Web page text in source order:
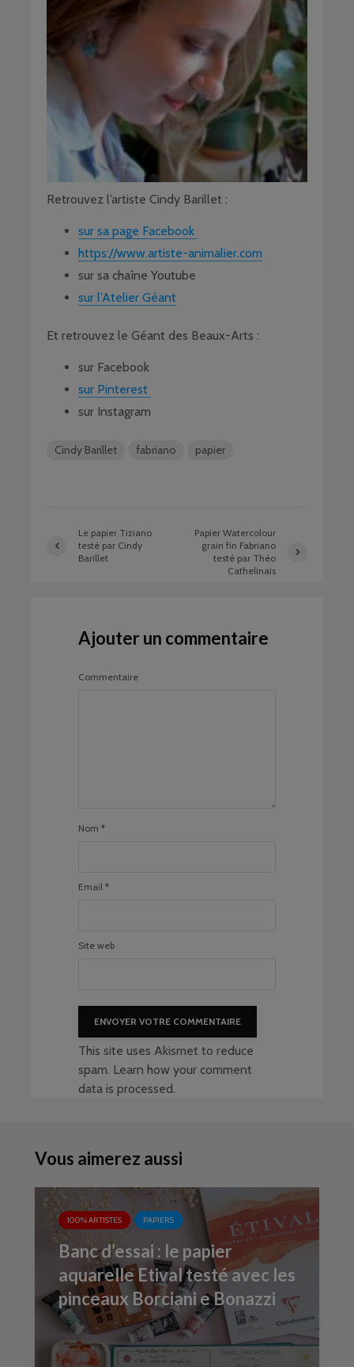
Retrouvez l’artiste Cindy Barillet :
sur sa page Facebook
https://www.artiste-animalier.com
sur sa chaîne Youtube
sur l’Atelier Géant
Et retrouvez le Géant des Beaux-Arts :
sur Facebook
sur Pinterest
sur Instagram
Cindy Barillet fabriano papier
Le papier Tiziano
testé par Cindy
Barillet
Papier Watercolour
grain fin Fabriano
testé par Théo
Cathelinais
Ajouter un commentaire
Commentaire
Nom *
Email *
Site web
This site uses Akismet to reduce
spam. Learn how your comment
data is processed.
Vous aimerez aussi
100% ARTISTES PAPIERS
Banc d’essai : le papier
aquarelle Etival testé avec les
pinceaux Borciani e Bonazzi